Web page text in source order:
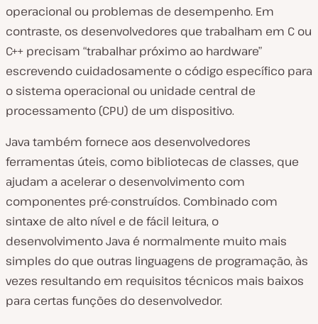
operacional ou problemas de desempenho. Em
contraste, os desenvolvedores que trabalham em C ou
C++ precisam “trabalhar próximo ao hardware”
escrevendo cuidadosamente o código específico para
o sistema operacional ou unidade central de
processamento (CPU) de um dispositivo.
Java também fornece aos desenvolvedores
ferramentas úteis, como bibliotecas de classes, que
ajudam a acelerar o desenvolvimento com
componentes pré-construídos. Combinado com
sintaxe de alto nível e de fácil leitura, o
desenvolvimento Java é normalmente muito mais
simples do que outras linguagens de programação, às
vezes resultando em requisitos técnicos mais baixos
para certas funções do desenvolvedor.